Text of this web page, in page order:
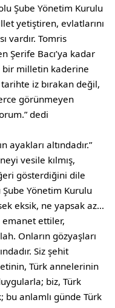
Şube Yönetim Kurulu
yetiştiren, evlatlarını
vardır. Tomris
Şerife Bacı’ya kadar
bir milletin kaderine
iz bırakan değil,
görünmeyen
dedi
ayakları altındadır.”
vesile kılmış,
gösterdiğini dile
Yönetim Kurulu
eksik, ne yapsak az…
emanet ettiler,
Onların gözyaşları
Siz şehit
Türk annelerinin
biz, Türk
bu anlamlı günde Türk